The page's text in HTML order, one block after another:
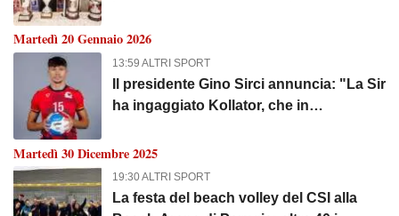
Martedì 20 Gennaio 2026
13:59 ALTRI SPORT
Il presidente Gino Sirci annuncia: "La Sir
ha ingaggiato Kollator, che in
impressionato"
Martedì 30 Dicembre 2025
19:30 ALTRI SPORT
La festa del beach volley del CSI alla